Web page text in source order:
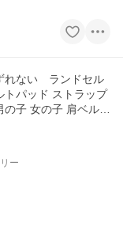
れない ランドセル
トパッド ストラップ
子 女の子 肩ベルト
ー